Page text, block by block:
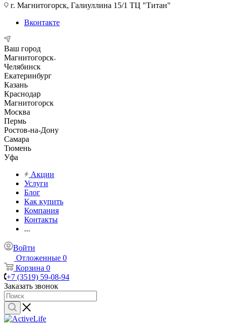
г. Магнитогорск, Галиуллина 15/1 ТЦ "Титан"
Вконтакте
Ваш город
Магнитогорск
Челябинск
Екатеринбург
Казань
Краснодар
Магнитогорск
Москва
Пермь
Ростов-на-Дону
Самара
Тюмень
Уфа
Акции
Услуги
Блог
Как купить
Компания
Контакты
...
Войти
Отложенные 0
Корзина 0
+7 (3519) 59-08-94
Заказать звонок